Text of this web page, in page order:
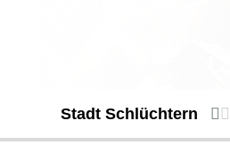
Stadt Schlüchtern